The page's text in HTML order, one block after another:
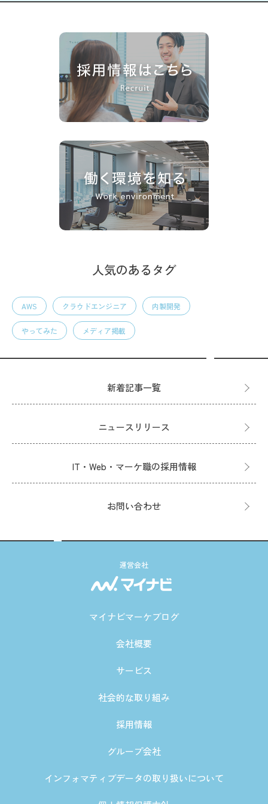
人気のあるタグ
AWS クラウドエンジニア 内製開発
やってみた メディア掲載
新着記事一覧
ニュースリリース
IT・Web・マーケ職の採用情報
お問い合わせ
運営会社
マイナビマーケブログ
会社概要
サービス
社会的な取り組み
採用情報
グループ会社
インフォマティブデータの取り扱いについて